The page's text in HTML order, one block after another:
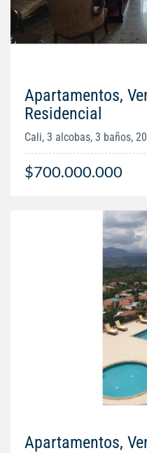
Apartamentos,
Residencial
Cali, 3 alcobas, 3 baños,
$700.000.000
Apartamentos,